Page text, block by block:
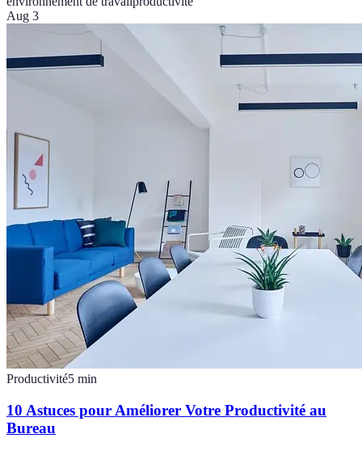
Aug 3
Productivité5 min
10 Astuces pour Améliorer Votre Productivité au
Bureau